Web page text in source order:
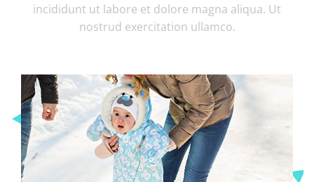
incididunt ut labore et dolore magna aliqua. Ut
nostrud exercitation ullamco.